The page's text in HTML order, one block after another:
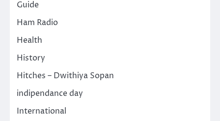
Guide
Ham Radio
Health
History
Hitches – Dwithiya Sopan
indipendance day
International